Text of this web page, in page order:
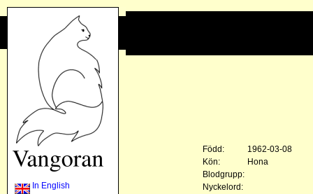
In English
Född:
1962-03-08
Kön:
Hona
Blodgrupp:
Nyckelord: